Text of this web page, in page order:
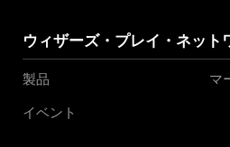
ウィザーズ・プレイ・ネット
製品
マ
イベント